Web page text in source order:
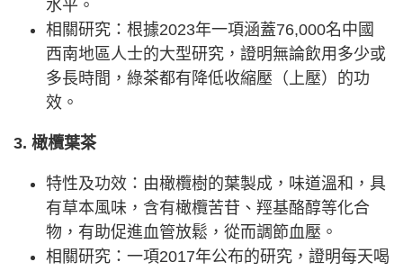
水平。
相關研究：根據2023年一項涵蓋76,000名中國
西南地區人士的大型研究，證明無論飲用多少或
多長時間，綠茶都有降低收縮壓（上壓）的功
效。
3. 橄欖葉茶
特性及功效：由橄欖樹的葉製成，味道溫和，具
有草本風味，含有橄欖苦苷、羥基酪醇等化合
物，有助促進血管放鬆，從而調節血壓。
相關研究：一項2017年公布的研究，證明每天喝